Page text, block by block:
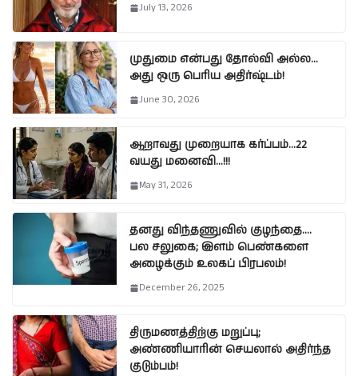
July 13, 2026
முதுமை என்பது தோல்வி அல்ல…
அது ஒரு பெரிய அதிர்ஷ்டம்!
June 30, 2026
ஆறாவது முறையாக கர்ப்பம்…22
வயது மனைவி…!!!
May 31, 2026
தனது விந்தணுவில் குழந்தை….
பல சலுகை; இளம் பெண்களை
அழைக்கும் உலகப் பிரபலம்!
December 26, 2025
திருமணத்திற்கு மறுப்பு;
அண்ணியாரின் செயலால் அதிர்ந்த
குடும்பம்!